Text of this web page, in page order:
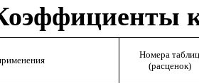
Номера таблиц
(расценок)